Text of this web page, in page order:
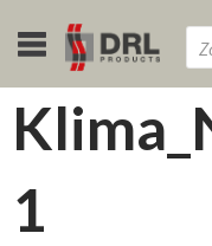
1